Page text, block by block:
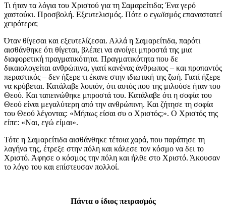
Τι ήταν τα λόγια του Χριστού για τη Σαμαρείτιδα; Ένα γερό
χαστούκι. Προσβολή. Εξευτελισμός. Πότε ο εγωϊσμός επαναστατεί
χειρότερα;
Όταν θίγεσαι και εξευτελίζεσαι. Αλλά η Σαμαρείτιδα, παρότι
αισθάνθηκε ότι θίγεται, βλέπει να ανοίγει μπροστά της μια
διαφορετική πραγματικότητα. Πραγματικότητα που δε
δικαιολογείται ανθρώπινα, γιατί κανένας άνθρωπος – και προπαντός
περαστικός – δεν ήξερε τι έκανε στην ιδιωτική της ζωή. Γιατί ήξερε
να κρύβεται. Κατάλαβε λοιπόν, ότι αυτός που της μιλούσε ήταν του
Θεού. Και ταπεινώθηκε μπροστά του. Κατάλαβε ότι η σοφία του
Θεού είναι μεγαλύτερη από την ανθρώπινη. Και ζήτησε τη σοφία
του Θεού λέγοντας: «Μήπως είσαι συ ο Χριστός;». Ο Χριστός της
είπε: «Ναι, εγώ είμαι».
Τότε η Σαμαρείτιδα αισθάνθηκε τέτοια χαρά, που παράτησε τη
λαγήνα της, έτρεξε στην πόλη και κάλεσε τον κόσμο να δει το
Χριστό. Άφησε ο κόσμος την πόλη και ήλθε στο Χριστό. Άκουσαν
το λόγο του και επίστευσαν πολλοί.
Πάντα ο ίδιος πειρασμός